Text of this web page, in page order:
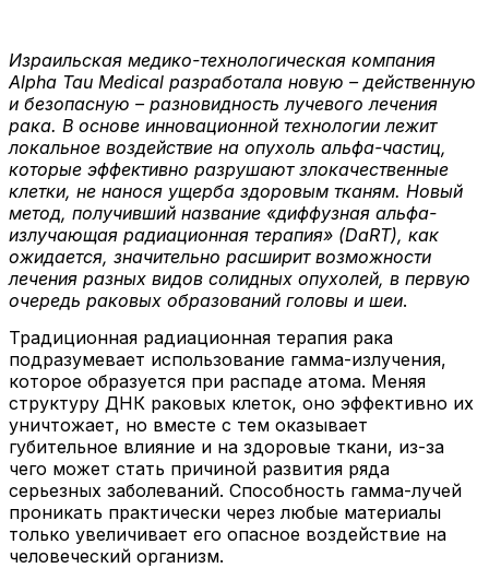
Израильская медико-технологическая компания
Alpha Tau Medical разработала новую – действенную
и безопасную – разновидность лучевого лечения
рака. В основе инновационной технологии лежит
локальное воздействие на опухоль альфа-частиц,
которые эффективно разрушают злокачественные
клетки, не нанося ущерба здоровым тканям. Новый
метод, получивший название «диффузная альфа-
излучающая радиационная терапия» (DaRT), как
ожидается, значительно расширит возможности
лечения разных видов солидных опухолей, в первую
очередь раковых образований головы и шеи.
Традиционная радиационная терапия рака
подразумевает использование гамма-излучения,
которое образуется при распаде атома. Меняя
структуру ДНК раковых клеток, оно эффективно их
уничтожает, но вместе с тем оказывает
губительное влияние и на здоровые ткани, из-за
чего может стать причиной развития ряда
серьезных заболеваний. Способность гамма-лучей
проникать практически через любые материалы
только увеличивает его опасное воздействие на
человеческий организм.